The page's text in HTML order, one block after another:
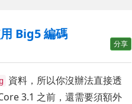
Big5 編碼
分享
資料，所以你沒辦法直接透
3.1 之前，還需要須額外